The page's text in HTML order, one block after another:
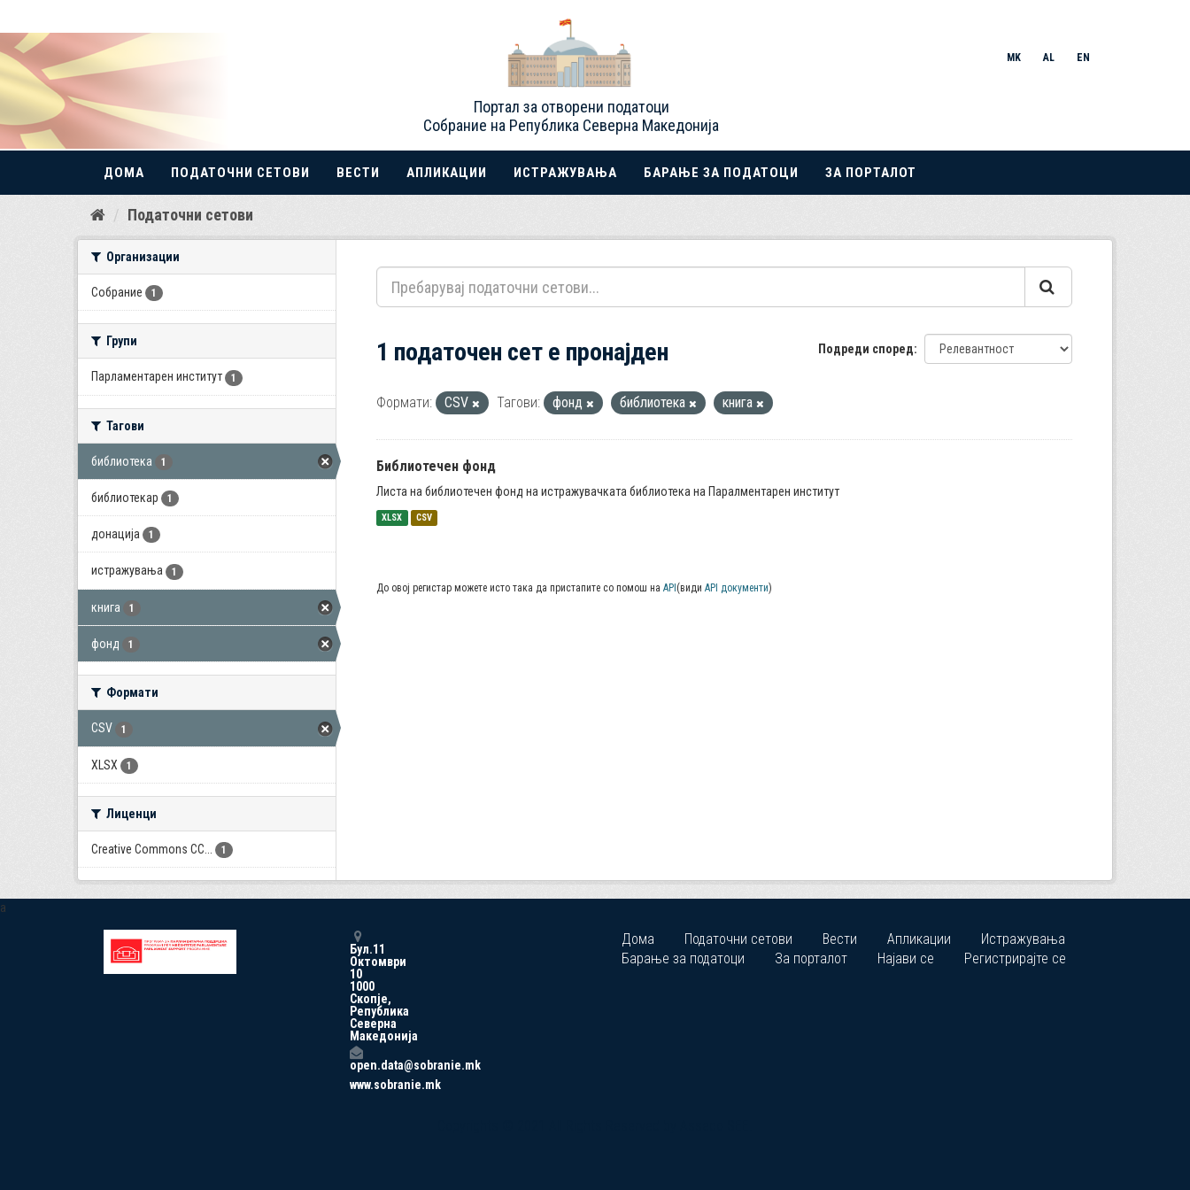
Прескокнете
Портал за отворени податоци
Собрание на Република Северна Македонија
MK AL EN
ДОМА ПОДАТОЧНИ СЕТОВИ ВЕСТИ АПЛИКАЦИИ ИСТРАЖУВАЊА БАРАЊЕ ЗА ПОДАТОЦИ ЗА ПОРТАЛОТ
Податочни сетови
Организации
Собрание 1
Групи
Парламентарен институт 1
Тагови
библиотека 1
библиотекар 1
донација 1
истражувања 1
книга 1
фонд 1
Формати
CSV 1
XLSX 1
Лиценци
Creative Commons CC... 1
Подреди според
1 податочен сет е пронајден
Формати: CSV Тагови: фонд библиотека книга
Библиотечен фонд
Листа на библиотечен фонд на истражувачката библиотека на Паралментарен институт
XLSX CSV
До овој регистар можете исто така да пристапите со помош на API (види API документи)
a
Бул.11
Октомври
10
1000
Скопје,
Република
Северна
Македонија
open.data@sobranie.mk
www.sobranie.mk
Дома Податочни сетови Вести Апликации
Истражувања
Барање за податоци
За порталот Најави се Регистрирајте се